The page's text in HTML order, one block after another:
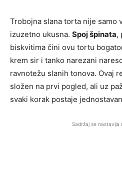
Trobojna slana torta nije samo
izuzetno ukusna. Spoj špinata,
biskvitima čini ovu tortu
krem sir i tanko narezani
ravnotežu slanih tonova. Ovaj
složen na prvi pogled, ali uz
svaki korak postaje
Sadržaj se nastavlja